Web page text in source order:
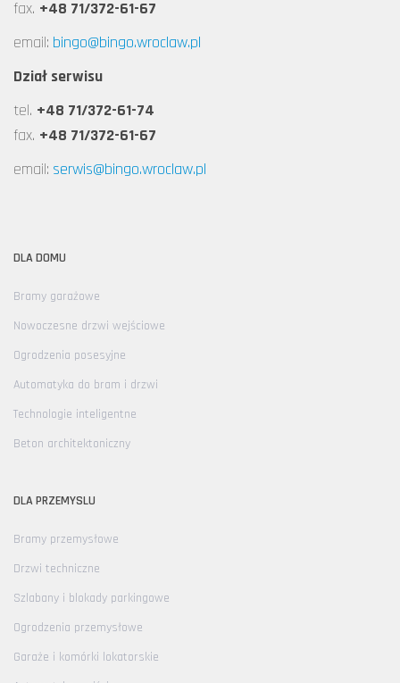
fax. +48 71/372-61-67
email: bingo@bingo.wroclaw.pl
Dział serwisu
tel. +48 71/372-61-74
fax. +48 71/372-61-67
email: serwis@bingo.wroclaw.pl
DLA DOMU
Bramy garażowe
Nowoczesne drzwi wejściowe
Ogrodzenia posesyjne
Automatyka do bram i drzwi
Technologie inteligentne
Beton architektoniczny
DLA PRZEMYSLU
Bramy przemysłowe
Drzwi techniczne
Szlabany i blokady parkingowe
Ogrodzenia przemysłowe
Garaże i komórki lokatorskie